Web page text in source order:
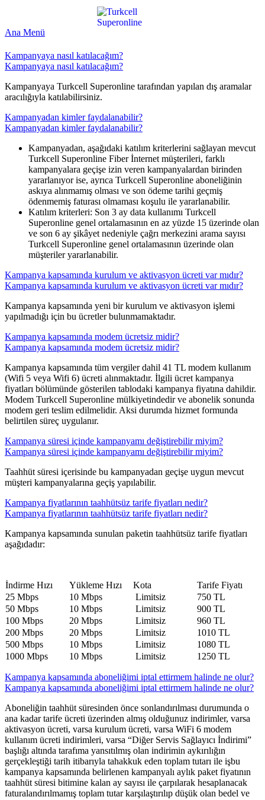
Ana Menü
Kampanyaya nasıl katılacağım?
Kampanyaya nasıl katılacağım?
Kampanyaya Turkcell Superonline tarafından yapılan dış aramalar
aracılığıyla katılabilirsiniz.​​
Kampanyadan kimler faydalanabilir?
Kampanyadan kimler faydalanabilir?
Kampanyadan, aşağıdaki katılım kriterlerini sağlayan mevcut
Turkcell Superonline Fiber İnternet müşterileri, farklı
kampanyalara geçişe izin veren kampanyalardan birinden
yararlanıyor ise, ayrıca Turkcell Superonline aboneliğinin
askıya alınmamış olması ve son ödeme tarihi geçmiş
ödenmemiş faturası olmaması koşulu ile yararlanabilir.
Katılım kriterleri: Son 3 ay data kullanımı Turkcell
Superonline genel ortalamasının en az yüzde 15 üzerinde olan
ve son 6 ay şikâyet nedeniyle çağrı merkezini arama sayısı
Turkcell Superonline genel ortalamasının üzerinde olan
müşteriler yararlanabilir.​
Kampanya kapsamında kurulum ve aktivasyon ücreti var mıdır?
Kampanya kapsamında kurulum ve aktivasyon ücreti var mıdır?
Kampanya kapsamında yeni bir kurulum ve aktivasyon işlemi
yapılmadığı için bu ücretler bulunmamaktadır. ​​
Kampanya kapsamında modem ücretsiz midir?
Kampanya kapsamında modem ücretsiz midir?
​Kampanya kapsamında tüm vergiler dahil 41 TL modem kullanım
(Wifi 5 veya Wifi 6) ücreti alınmaktadır. İlgili ücret kampanya
fiyatları bölümünde gösterilen tablodaki kampanya fiyatına dahildir.
Modem Turkcell Superonline mülkiyetindedir ve abonelik sonunda
modem geri teslim edilmelidir. Aksi durumda hizmet formunda
belirtilen süreç uygulanır.​​​
Kampanya süresi içinde kampanyamı değiştirebilir miyim?
Kampanya süresi içinde kampanyamı değiştirebilir miyim?
​Taahhüt süresi içerisinde bu kampanyadan geçişe uygun mevcut
müşteri kampanyalarına geçiş yapılabilir. ​​​
Kampanya fiyatlarının taahhütsüz tarife fiyatları nedir?
Kampanya fiyatlarının taahhütsüz tarife fiyatları nedir?
​​​Kampanya kapsamında sunulan paketin taahhütsüz tarife fiyatları
aşağıdadır:
​​İndirme Hızı ​Yükleme Hızı ​​Kota
​​Tarife Fiyatı
​25 Mbps
​10 Mbps ​​ Limitsiz
​​750 TL
​50 Mbps
​10 Mbps ​​ Limitsiz
​900 TL
​100 Mbps
​20 Mbps ​​ Limitsiz
​960 TL
​200 Mbps
​20 Mbps ​​ Limitsiz
​1010 TL​
​500 Mbps
​​10 Mbps ​​ Limitsiz
​1080 TL
​1000 Mbps
​​10 Mbps ​​ Limitsiz ​1250 TL​
Kampanya kapsamında aboneliğimi iptal ettirmem halinde ne olur?
Kampanya kapsamında aboneliğimi iptal ettirmem halinde ne olur?
Aboneliğin taahhüt süresinden önce sonlandırılması durumunda o
ana kadar tarife ücreti üzerinden almış olduğunuz indirimler, varsa
aktivasyon ücreti, varsa kurulum ücreti, varsa WiFi 6 modem
kullanım ücreti indirimleri, varsa “Diğer Servis Sağlayıcı İndirimi”
başlığı altında tarafıma yansıtılmış olan indirimin aykırılığın
gerçekleştiği tarih itibarıyla tahakkuk eden toplam tutarı ile işbu
kampanya kapsamında belirlenen kampanyalı aylık paket fiyatının
taahhüt süresi bitimine kalan ay sayısı ile çarpılarak hesaplanacak
faturalandırılmamış toplam tutar karşılaştırılıp düşük olan bedel ve